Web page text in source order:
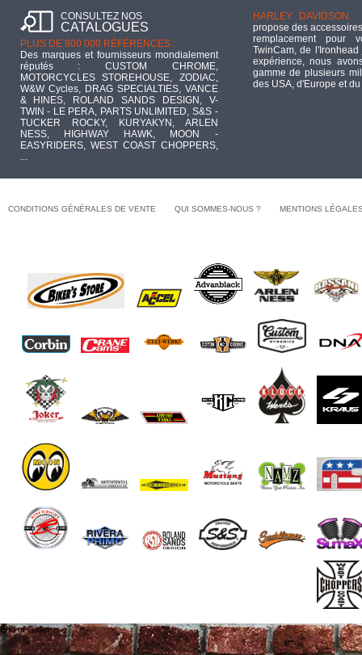
CONSULTEZ NOS
CATALOGUES
PLUS DE 900 000 RÉFÉRENCES :
Des marques et fournisseurs mondialement
réputés : CUSTOM CHROME,
MOTORCYCLES STOREHOUSE, ZODIAC,
W&W Cycles, DRAG SPECIALTIES, VANCE
& HINES, ROLAND SANDS DESIGN, V-
TWIN - LE PERA, PARTS UNLIMITED, S&S -
TUCKER ROCKY, KURYAKYN, ARLEN
NESS, HIGHWAY HAWK, MOON -
EASYRIDERS, WEST COAST CHOPPERS,
HARLEY DAVIDSON :
propose des
remplacement pour
TwinCam, de
expérience, nous
gamme de plusieurs
des USA, d'Europe et
CONDITIONS GÉNÉRALES DE VENTE QUI SOMMES-NOUS ? MENTIONS
End of Gallery